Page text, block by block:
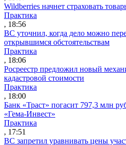
Wildberries начнет страховать
Практика
, 18:56
ВС уточнил, когда дело можно
открывшимся обстоятельствам
Практика
, 18:06
Росреестр предложил новый
кадастровой стоимости
Практика
, 18:00
Банк «Траст» погасит 797,3 млн
«Гема-Инвест»
Практика
, 17:51
ВС запретил уравнивать цены